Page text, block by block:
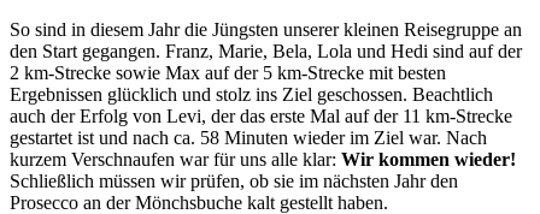
So sind in diesem Jahr die Jüngsten unserer kleinen Reisegruppe an
den Start gegangen. Franz, Marie, Bela, Lola und Hedi sind auf der
2 km-Strecke sowie Max auf der 5 km-Strecke mit besten
Ergebnissen glücklich und stolz ins Ziel geschossen. Beachtlich
auch der Erfolg von Levi, der das erste Mal auf der 11 km-Strecke
gestartet ist und nach ca. 58 Minuten wieder im Ziel war. Nach
kurzem Verschnaufen war für uns alle klar: Wir kommen wieder!
Schließlich müssen wir prüfen, ob sie im nächsten Jahr den
Prosecco an der Mönchsbuche kalt gestellt haben.